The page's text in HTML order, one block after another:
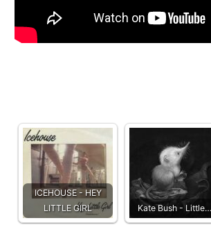
ICEHOUSE - HEY
LITTLE GIRL
Kate Bush - Little…